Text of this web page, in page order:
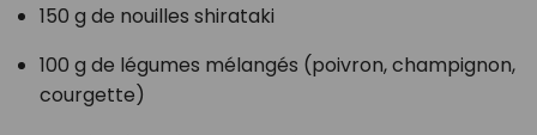
150 g de nouilles shirataki
100 g de légumes mélangés (poivron, champignon,
courgette)